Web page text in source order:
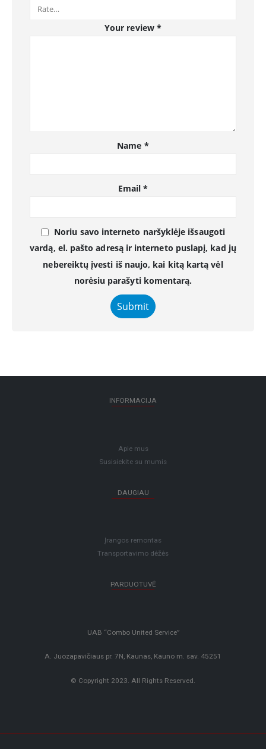
Your review *
Name *
Email*
Noriu savo interneto naršyklėje išsaugoti
vardą, el. pašto adresą ir interneto puslapį, kad jų
nebereiktų įvesti iš naujo, kai kitą kartą vėl
norėsiu parašyti komentarą.
INFORMACIJA
Apie mus
Susisiekite su mumis
DAUGIAU
Įrangos remontas
Transportavimo dėžės
PARDUOTUVĖ
UAB “Combo United Service”
A. Juozapavičiaus pr. 7N, Kaunas, Kauno m. sav. 45251
© Copyright 2023. All Rights Reserved.